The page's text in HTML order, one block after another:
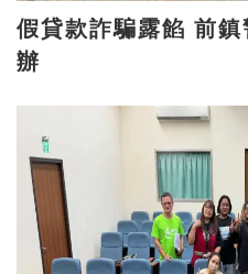
假貸款詐騙露餡 前鎮警埋伏逮捕收水手送
辦